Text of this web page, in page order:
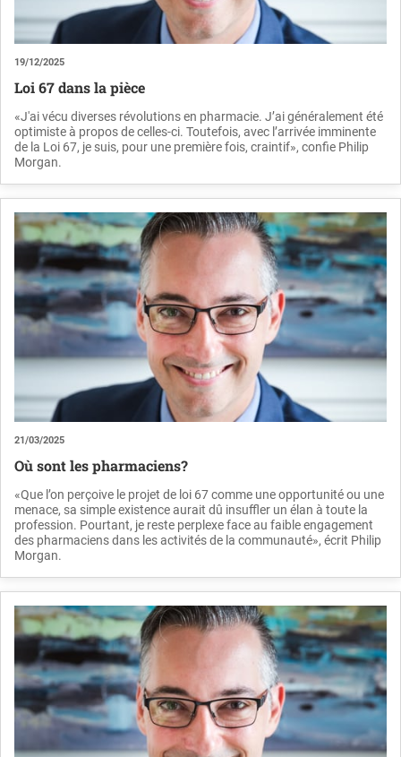
19/12/2025
Loi 67 dans la pièce
«J'ai vécu diverses révolutions en pharmacie. J’ai généralement été
optimiste à propos de celles-ci. Toutefois, avec l’arrivée imminente
de la Loi 67, je suis, pour une première fois, craintif», confie Philip
Morgan.
21/03/2025
Où sont les pharmaciens?
«Que l’on perçoive le projet de loi 67 comme une opportunité ou une
menace, sa simple existence aurait dû insuffler un élan à toute la
profession. Pourtant, je reste perplexe face au faible engagement
des pharmaciens dans les activités de la communauté», écrit Philip
Morgan.